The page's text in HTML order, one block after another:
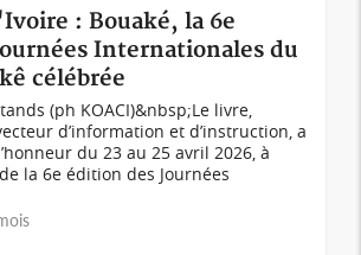
: Bouaké, la 6e
Internationales du
célébrée
(ph KOACI)&nbsp;Le livre,
d’information et d’instruction, a
du 23 au 25 avril 2026, à
de la 6e édition des Journées